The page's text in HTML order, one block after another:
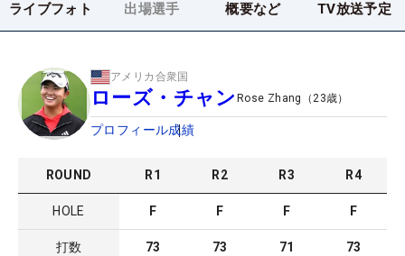
ライブフォト 出場選手 概要など TV放送予定
アメリカ合衆国
ローズ・チャン Rose Zhang （ 23歳）
プロフィール成績
ROUND R1 R2 R3 R4
HOLE F F F F
打数 73 73 71 73